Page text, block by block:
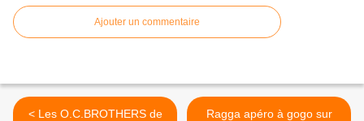
Ajouter un commentaire
< Les O.C.BROTHERS de
Ragga apéro à gogo sur